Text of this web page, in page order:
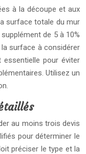
à la découpe et aux
surface totale du mur
de 5 à 10%
surface à considérer
pour éviter
Utilisez un
au moins trois devis
pour déterminer le
préciser le type et la